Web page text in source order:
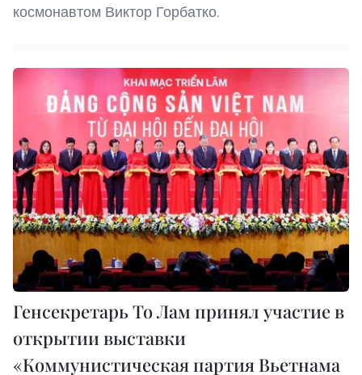
космонавтом Виктор Горбатко.
Генсекретарь То Лам принял участие в
открытии выставки
«Коммунистическая партия Вьетнама